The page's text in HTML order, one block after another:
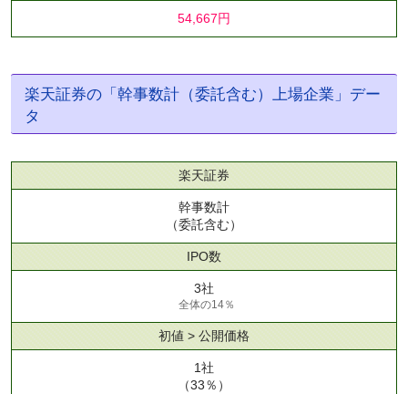
54,667円
楽天証券の「幹事数計（委託含む）上場企業」デー
タ
楽天証券
幹事数計
（委託含む）
IPO数
3社
全体の14％
初値 > 公開価格
1社
（33％）